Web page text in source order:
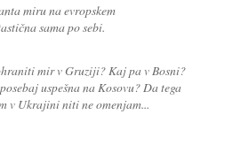
miru na evropskem
sama po sebi.
mir v Gruziji? Kaj pa v Bosni?
uspešna na Kosovu? Da tega
v Ukrajini niti ne omenjam...